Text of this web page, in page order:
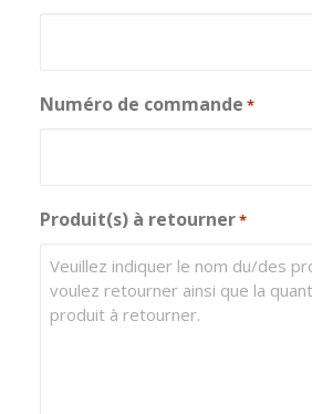
Numéro de commande *
Produit(s) à retourner*